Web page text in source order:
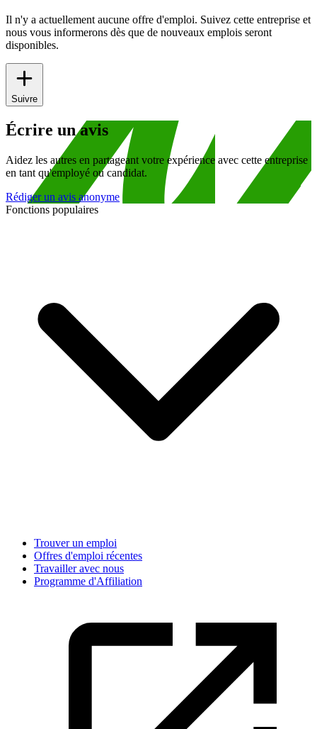
Il n'y a actuellement aucune offre d'emploi. Suivez cette entreprise et
nous vous informerons dès que de nouveaux emplois seront
disponibles.
Suivre
Écrire un avis
Aidez les autres en partageant votre expérience avec cette entreprise
en tant qu'employé ou candidat.
Rédiger un avis anonyme
Fonctions populaires
Trouver un emploi
Offres d'emploi récentes
Travailler avec nous
Programme d'Affiliation